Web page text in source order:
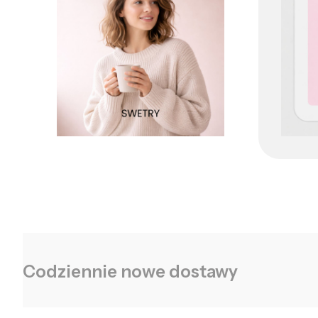
Codziennie nowe dostawy